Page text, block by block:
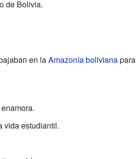
de Bolivia.
en laAmazonía bolivianapara
vida estudiantil.